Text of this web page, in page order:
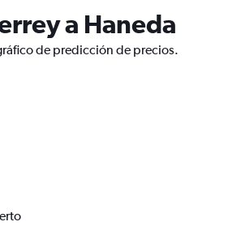
a Haneda
de predicción de precios.